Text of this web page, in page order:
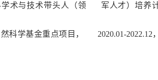
术与技术带头人（领 军人才）培养计
科学基金重点项目， 2020.01-2022.12